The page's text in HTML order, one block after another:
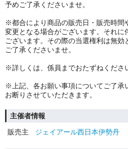
予めご了承くださいませ。
※都合により商品の販売日・販売時間
変更となる場合がございます。それに
ございます。その際の当選権利は無効
ご了承くださいませ。
※詳しくは、係員までおたずねくださ
※上記、各お願い事項についてご了承
お断りさせていただきます。
主催者情報
販売主
ジェイアール西日本伊勢丹